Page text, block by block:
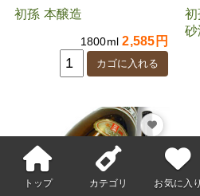
初孫 本醸造
1800ml2,585円
トップ カテゴリ お気に入り